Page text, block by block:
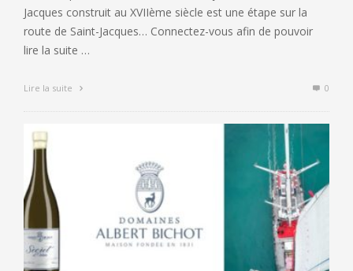
Jacques construit au XVIIème siècle est une étape sur la
route de Saint-Jacques… Connectez-vous afin de pouvoir
lire la suite …
Lire la suite 0